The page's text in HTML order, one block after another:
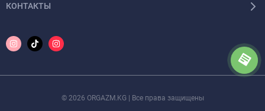
КОНТАКТЫ
© 2026 ORGAZM.KG | Все права защищены